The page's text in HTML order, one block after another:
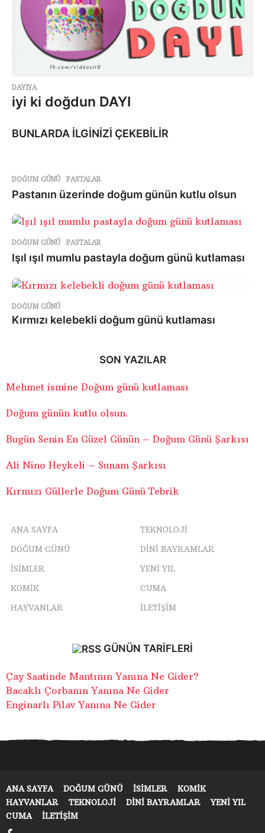
DAYIYA
iyi ki doğdun DAYI
BUNLARDA İLGİNİZİ ÇEKEBİLİR
DOĞUM GÜNÜ ,PASTALAR
Pastanın üzerinde doğum günün kutlu olsun
DOĞUM GÜNÜ ,PASTALAR
Işıl ışıl mumlu pastayla doğum günü kutlaması
DOĞUM GÜNÜ
Kırmızı kelebekli doğum günü kutlaması
SON YAZILAR
Mehmet ismine Doğum günü kutlaması
Doğum günün kutlu olsun.
Bugün Senin En Güzel Günün – Doğum Günü Şarkısı
Ali Nino Heykeli – Sunam Şarkısı
Kırmızı Güllerle Doğum Günü Tebrik
ANA SAYFA
DOĞUM GÜNÜ
ISIMLER
KOMIK
HAYVANLAR
TEKNOLOJI
DINI BAYRAMLAR
YENI YIL
CUMA
İLETIŞIM
GÜNÜN TARIFLERI
Çay Saatinde Mantının Yanına Ne Gider?
Bacaklı Çorbanın Yanına Ne Gider
Enginarlı Pilav Yanına Ne Gider
ANA SAYFA DOĞUM GÜNÜ ISIMLER
KOMIK
HAYVANLAR
TEKNOLOJI DINI BAYRAMLAR
YENI YIL
CUMA
İLETIŞIM